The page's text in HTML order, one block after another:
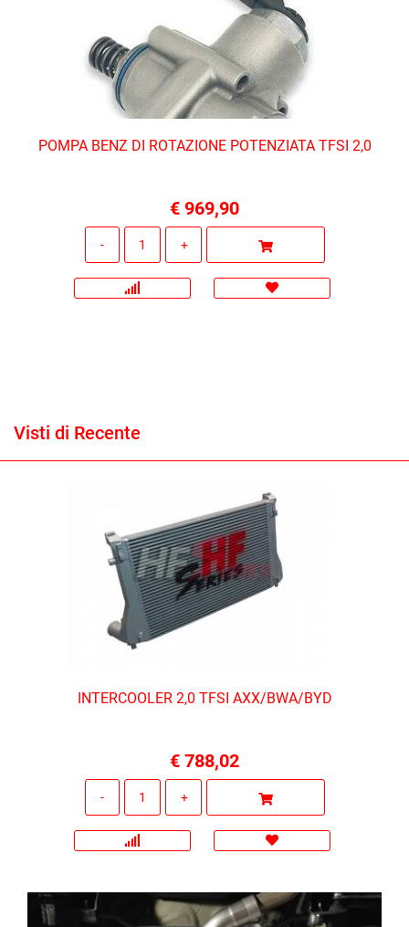
POMPA BENZ DI ROTAZIONE POTENZIATA TFSI 2,0
€ 969,90
Visti di Recente
INTERCOOLER 2,0 TFSI AXX/BWA/BYD
€ 788,02